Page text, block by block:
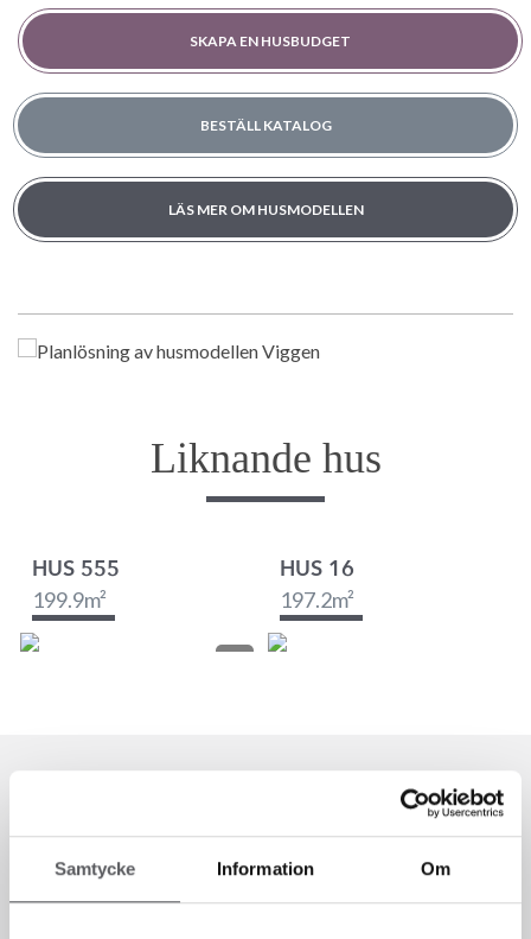
Samtycke Information Om
SKAPA EN HUSBUDGET
BESTÄLL KATALOG
LÄS MER OM HUSMODELLEN
Liknande hus
HUS 555
199.9m²
HUS 16
197.2m²